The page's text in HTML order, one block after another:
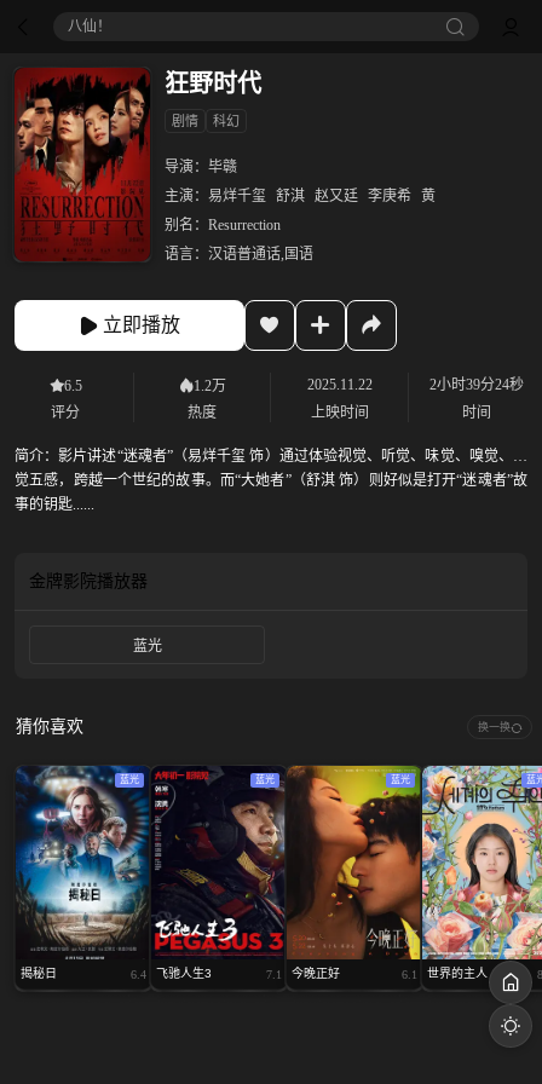
八仙！
狂野时代
剧情 科幻
导演： 毕赣
主演： 易烊千玺 舒淇 赵又廷 李庚希 黄
别名： Resurrection
语言： 汉语普通话,国语
立即播放
6.5
评分
1.2万
热度
2025.11.22
上映时间
2小时39分24秒
时间
简介：影片讲述“迷魂者”（易烊千玺 饰）通过体验视觉、听觉、味觉、嗅觉、触
觉五感，跨越一个世纪的故事。而“大她者”（舒淇 饰）则好似是打开“迷魂者”故
事的钥匙......
金牌影院播放器
蓝光
猜你喜欢 换一换
蓝光
揭秘日 6.4
蓝光
飞驰人生3 7.1
蓝光
今晚正好 6.1
蓝
世界的主人